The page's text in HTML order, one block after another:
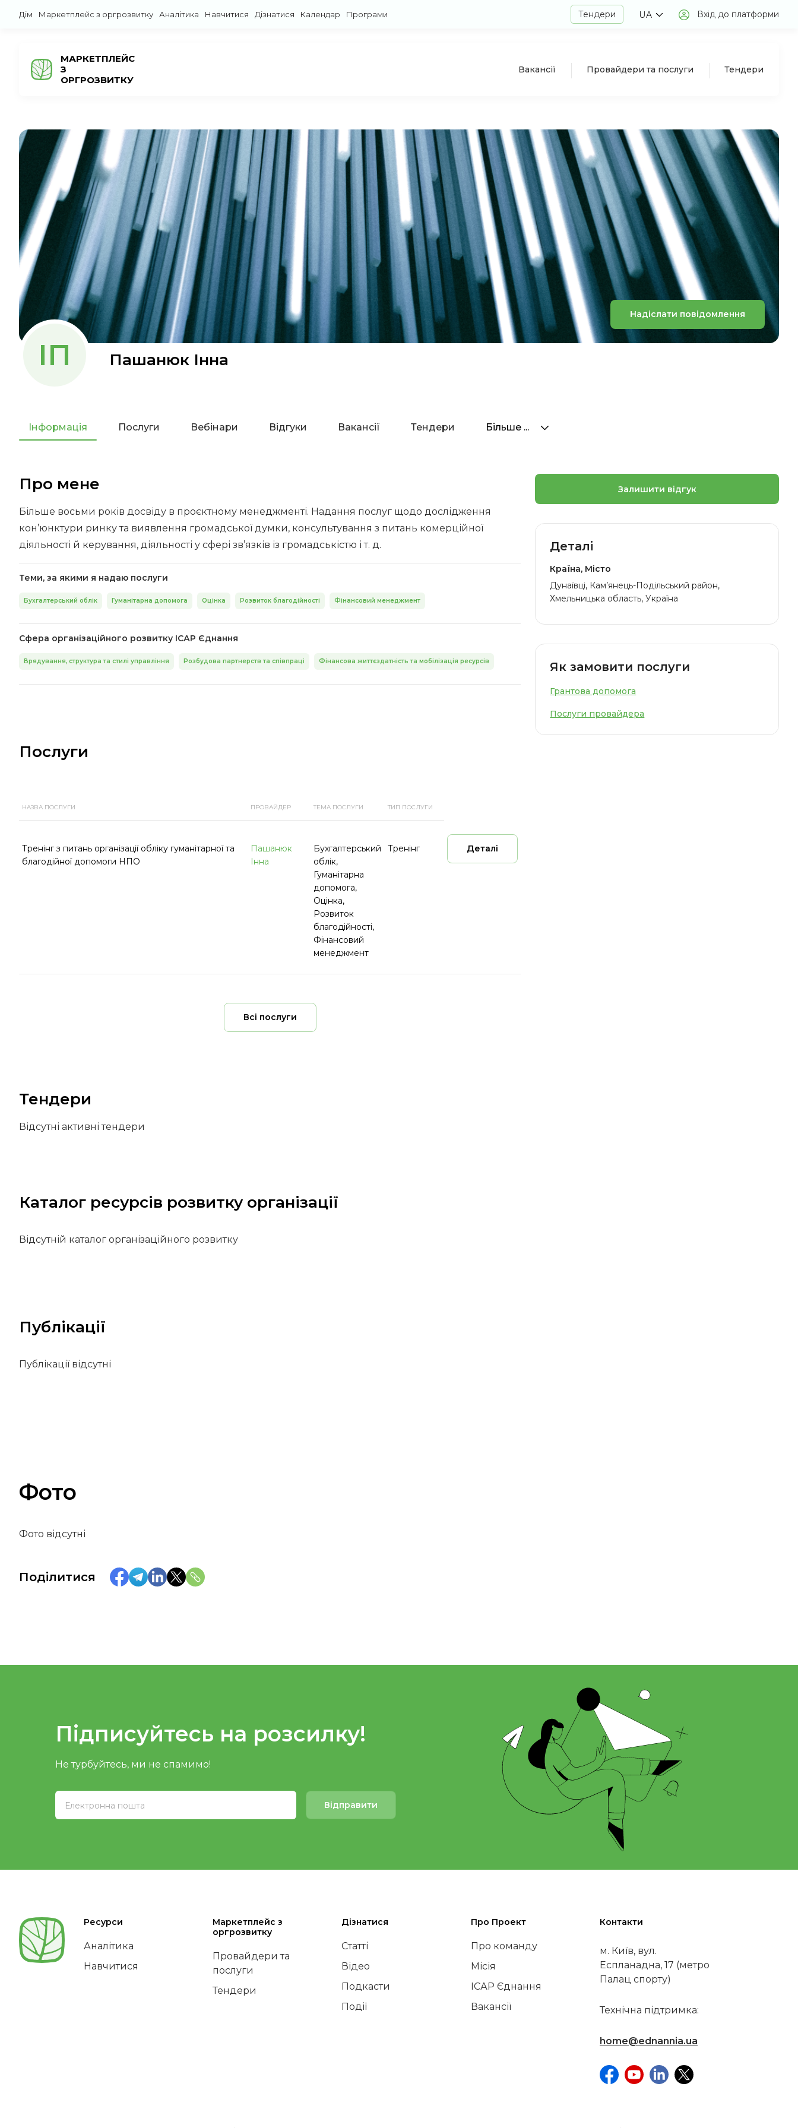
Дім Маркетплейс з оргрозвитку Аналітика Навчитися Дізнатися Календар Програми Тендери UA Вхід до платформи
МАРКЕТПЛЕЙС
З
ОРГРОЗВИТКУ
Вакансії Провайдери та послуги Тендери
Надіслати повідомлення
ІП Пашанюк Інна
Інформація Послуги Вебінари Відгуки Вакансії Тендери Більше ...
Про мене
Більше восьми років досвіду в проєктному менеджменті. Надання послуг щодо дослідження
кон’юнктури ринку та виявлення громадської думки, консультування з питань комерційної
діяльності й керування, діяльності у сфері зв’язків із громадськістю і т. д.
Теми, за якими я надаю послуги
Бухгалтерський облік Гуманітарна допомога Оцінка Розвиток благодійності Фінансовий менеджмент
Сфера організаційного розвитку ІСАР Єднання
Врядування, структура та стилі управління Розбудова партнерств та співпраці Фінансова життєздатність та мобілізація ресурсів
Послуги
НАЗВА ПОСЛУГИ ПРОВАЙДЕР ТЕМА ПОСЛУГИ ТИП ПОСЛУГИ
Тренінг з питань організації обліку гуманітарної та
благодійної допомоги НПО
Пашанюк
Інна
Бухгалтерський
облік,
Гуманітарна
допомога,
Оцінка,
Розвиток
благодійності,
Фінансовий
менеджмент
Тренінг Деталі
Всі послуги
Тендери
Відсутні активні тендери
Каталог ресурсів розвитку організації
Відсутній каталог організаційного розвитку
Публікації
Публікації відсутні
Залишити відгук
Деталі
Країна, Місто
Дунаївці, Кам’янець-Подільський район,
Хмельницька область, Україна
Як замовити послуги
Грантова допомога
Послуги провайдера
Фото
Фото відсутні
Поділитися
Підписуйтесь на розсилку!
Не турбуйтесь, ми не спамимо!
Відправити
Ресурси
Аналітика
Навчитися
Маркетплейс з
оргрозвитку
Провайдери та
послуги
Тендери
Дізнатися
Статті
Відео
Подкасти
Події
Про Проект
Про команду
Місія
ІСАР Єднання
Вакансії
Контакти
м. Київ, вул.
Еспланадна, 17 (метро
Палац спорту)
Технічна підтримка:
home@ednannia.ua